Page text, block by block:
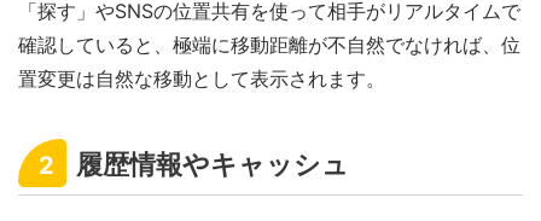
「探す」やSNSの位置共有を使って相手がリアルタイムで
確認していると、極端に移動距離が不自然でなければ、位
置変更は自然な移動として表示されます。
2 履歴情報やキャッシュ